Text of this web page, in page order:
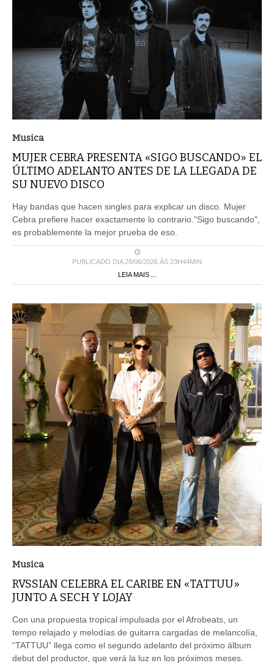
Musica
MUJER CEBRA PRESENTA «SIGO BUSCANDO» EL
ÚLTIMO ADELANTO ANTES DE LA LLEGADA DE
SU NUEVO DISCO
Hay bandas que hacen singles para explicar un disco. Mujer
Cebra prefiere hacer exactamente lo contrario."Sigo buscando",
es probablemente la mejor prueba de eso.
PUBLICADO DIA 28/06/2026 ÀS 23H44MIN
LEIA MAIS ...
Musica
RVSSIAN CELEBRA EL CARIBE EN «TATTUU»
JUNTO A SECH Y LOJAY
Con una propuesta tropical impulsada por el Afrobeats, un
tempo relajado y melodías de guitarra cargadas de melancolía,
“TATTUU” llega como el segundo adelanto del próximo álbum
debut del productor, que verá la luz en los próximos meses.